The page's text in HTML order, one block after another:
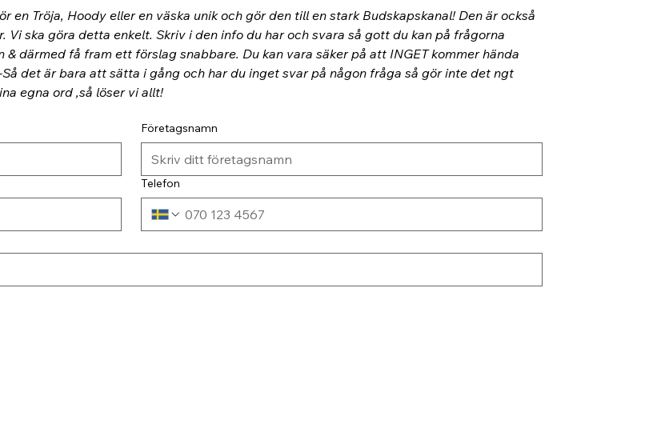
en Tröja, Hoody eller en väska unik och gör den till en stark Budskapskanal! Den är också
Vi ska göra detta enkelt. Skriv i den info du har och svara så gott du kan på frågorna
därmed få fram ett förslag snabbare. Du kan vara säker på att INGET kommer hända
det är bara att sätta i gång och har du inget svar på någon fråga så gör inte det ngt
egna ord ,så löser vi allt!
Företagsnamn
Telefon